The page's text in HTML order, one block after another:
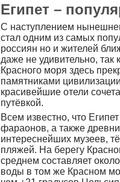
Египет –
С наступлением
стал одним из самых
россиян но и жителей
даже не удивительно, так
Красного моря здесь
памятниками
красивейшие отели
путёвкой.
Всем известно, что
фараонов, а также
интереснейших музеев,
пляжей. На берегу
среднем составляет
воды в том же Красном